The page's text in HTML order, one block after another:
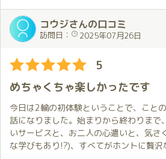
コウジさんの口コミ
訪問日： 2025年07月26日
5
めちゃくちゃ楽しかったです
今日は2輪の初体験ということで、こと
話になりました。始まりから終わりまで
いサービスと、お二人の心遣いと、気さ
な学びもあり!?)、すべてがホントに贅